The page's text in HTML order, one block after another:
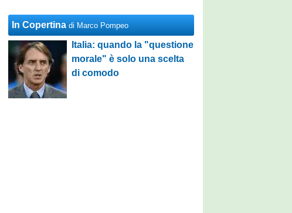
In Copertina di Marco Pompeo
Italia: quando la "questione
morale" è solo una scelta
di comodo